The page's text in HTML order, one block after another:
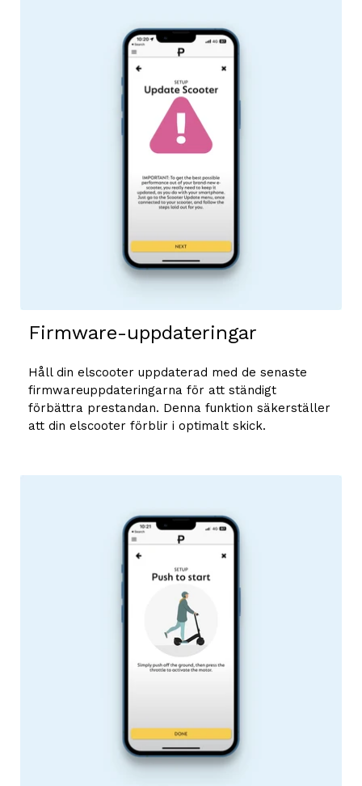
Firmware-uppdateringar
Håll din elscooter uppdaterad med de senaste
firmwareuppdateringarna för att ständigt
förbättra prestandan. Denna funktion säkerställer
att din elscooter förblir i optimalt skick.